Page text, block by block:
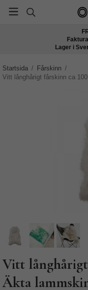
Lager i
Startsida / Fårskinn /
Vitt långhårigt fårskinn ca
Vitt
Äkta